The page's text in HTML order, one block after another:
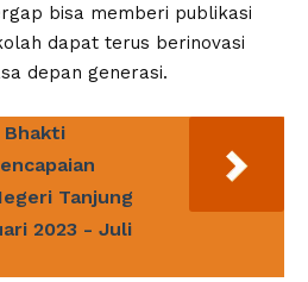
bisa memberi publikasi
dapat terus berinovasi
depan generasi.
Bhakti
Tanjung
2023 - Juli